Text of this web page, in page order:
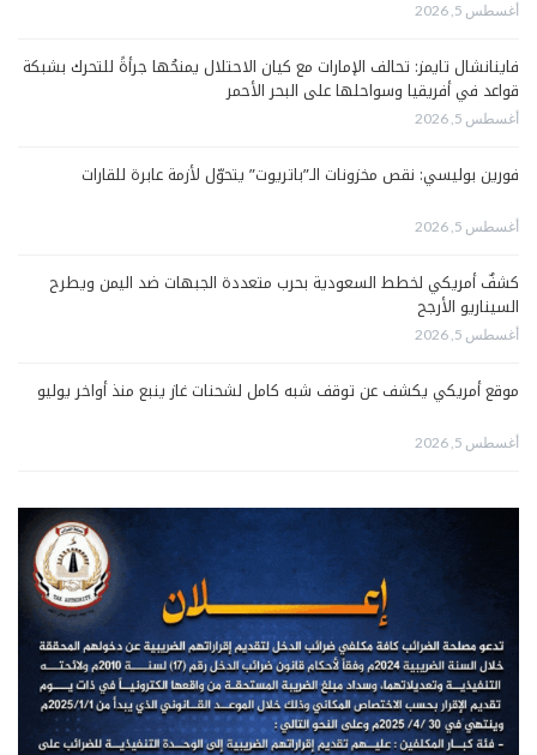
أغسطس 5, 2026
فاينانشال تايمز: تحالف الإمارات مع كيان الاحتلال يمنحُها جرأةً للتحرك بشبكة
قواعد في أفريقيا وسواحلها على البحر الأحمر
أغسطس 5, 2026
فورين بوليسي: نقص مخزونات الـ”باتريوت” يتحوّل لأزمة عابرة للقارات
أغسطس 5, 2026
كشفٌ أمريكي لخطط السعودية بحرب متعددة الجبهات ضد اليمن ويطرح
السيناريو الأرجح
أغسطس 5, 2026
موقع أمريكي يكشف عن توقف شبه كامل لشحنات غاز ينبع منذ أواخر يوليو
أغسطس 5, 2026